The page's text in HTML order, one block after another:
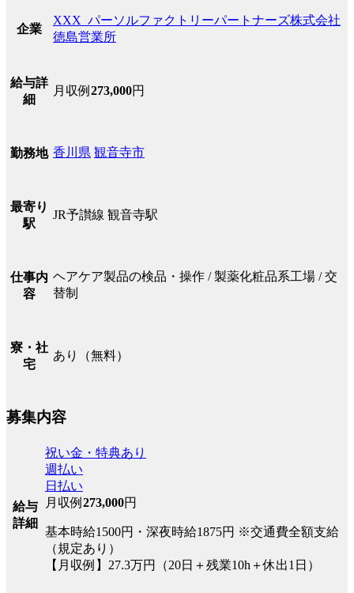
企業
XXX_パーソルファクトリーパートナーズ株式会社
徳島営業所
給与詳
細
月収例 273,000円
勤務地 香川県 観音寺市
最寄り
駅
JR予讃線 観音寺駅
仕事内
容
ヘアケア製品の検品・操作 / 製薬化粧品系工場 / 交
替制
寮・社
宅
あり（無料）
募集内容
給与
詳細
祝い金・特典あり
週払い
日払い
月収例 273,000円
基本時給1500円・深夜時給1875円 ※交通費全額支給
（規定あり）
【月収例】27.3万円（20日＋残業10h＋休出1日）